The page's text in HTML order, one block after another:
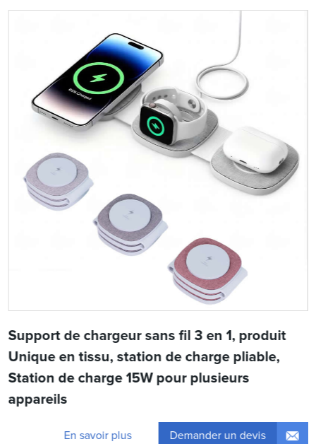
Support de chargeur sans fil 3 en 1, produit
Unique en tissu, station de charge pliable,
Station de charge 15W pour plusieurs
appareils
En savoir plus Demander un devis